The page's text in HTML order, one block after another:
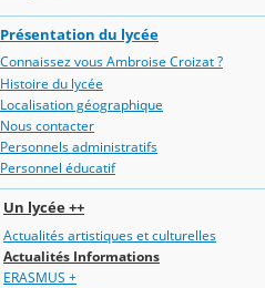
Présentation du lycée
Connaissez vous Ambroise Croizat ?
Histoire du lycée
Localisation géographique
Nous contacter
Personnels administratifs
Personnel éducatif
Un lycée ++
Actualités artistiques et culturelles
Actualités Informations
ERASMUS +